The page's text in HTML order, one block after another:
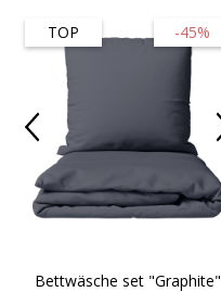
-45%
TOP
Bettwäsche set "Graphite"